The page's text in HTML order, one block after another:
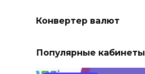
Конвертер валют
Популярные кабинеты